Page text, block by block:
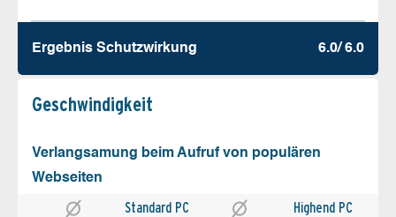
Ergebnis Schutz­wirkung 6.0/ 6.0
Geschw­indigkeit
Verlangsamung beim Aufruf von populären
Webseiten
Standard PC Highend PC